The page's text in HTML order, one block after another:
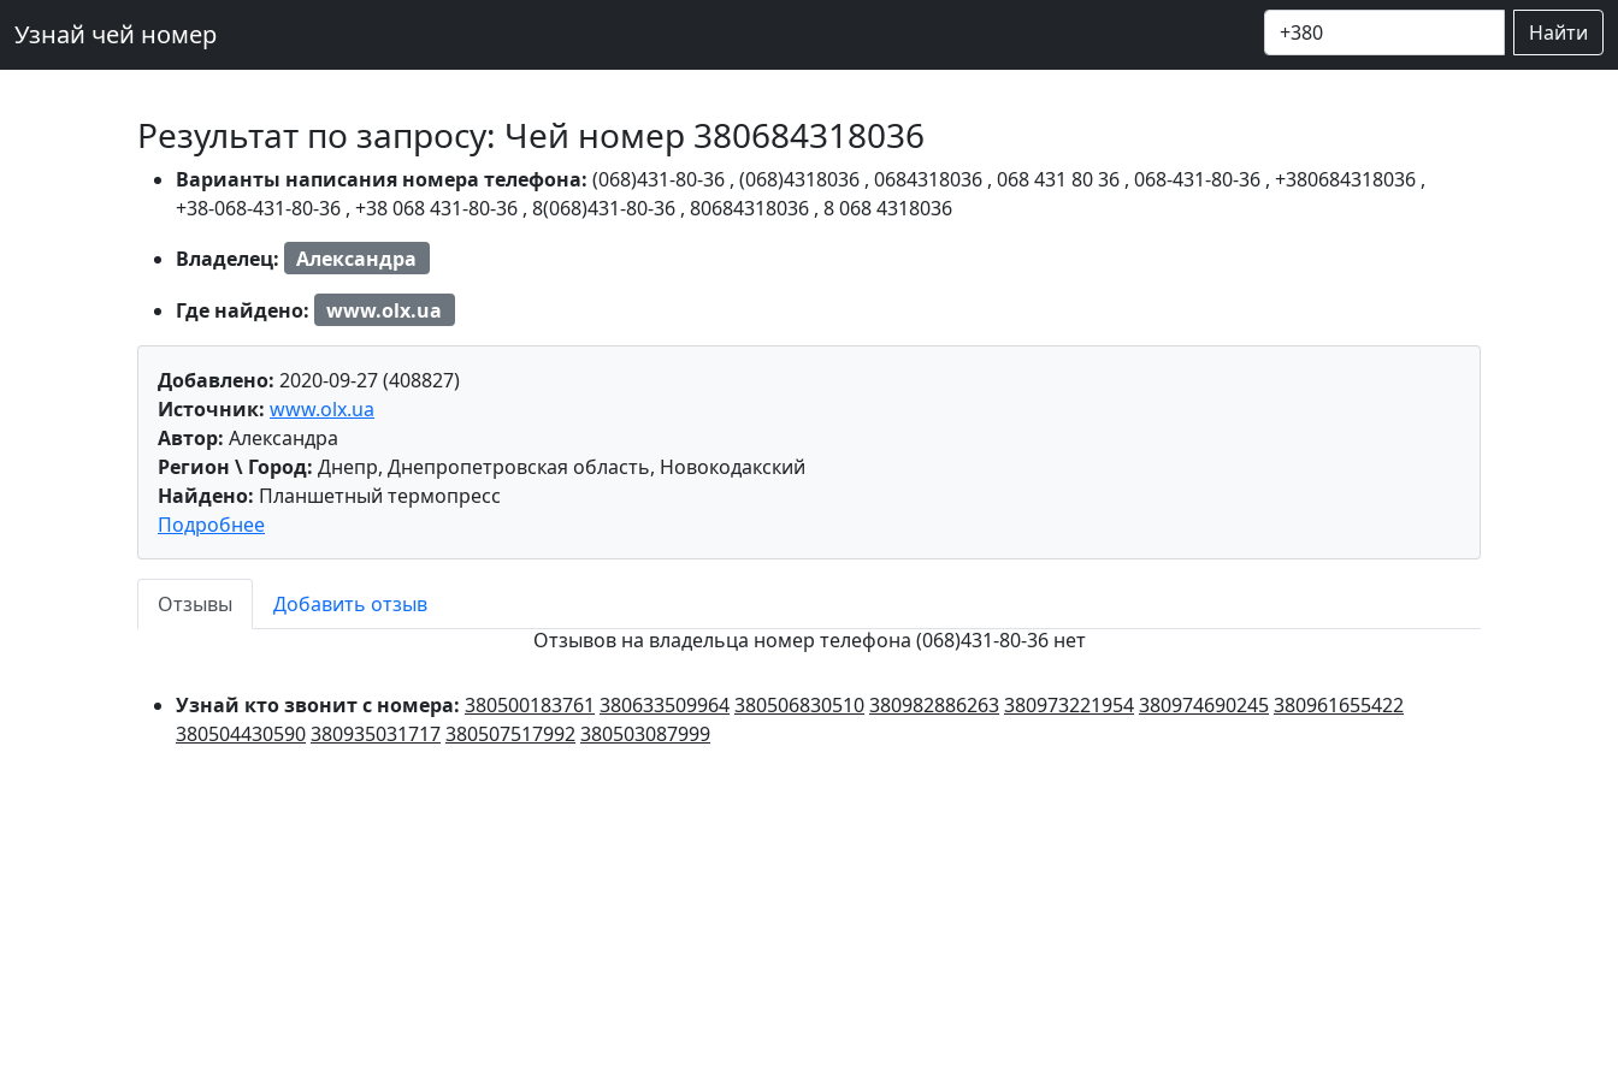
Узнай чей номер Найти
Результат по запросу: Чей номер 380684318036
Варианты написания номера телефона: (068)431-80-36 , (068)4318036 , 0684318036 , 068 431 80 36 , 068-431-80-36 , +380684318036 ,
+38-068-431-80-36 , +38 068 431-80-36 , 8(068)431-80-36 , 80684318036 , 8 068 4318036
Владелец:
Александра
Где найдено:
www.olx.ua
Добавлено: 2020-09-27 (408827)
Источник: www.olx.ua
Автор: Александра
Регион \ Город: Днепр, Днепропетровская область, Новокодакский
Найдено: Планшетный термопресс
Подробнее
Отзывы
Добавить отзыв
Отзывов на владельца номер телефона (068)431-80-36 нет
Узнай кто звонит с номера: 380500183761 380633509964380506830510380982886263380973221954380974690245380961655422
380504430590380935031717380507517992380503087999